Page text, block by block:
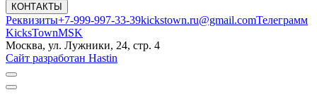
КОНТАКТЫ
Реквизиты+7-999-997-33-39kickstown.ru@gmail.comТелеграмм
KicksTownMSK
Москва, ул. Лужники, 24, стр. 4
Сайт разработан Hastin